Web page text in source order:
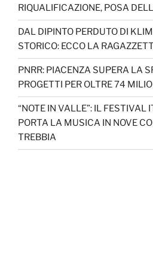
RIQUALIFICAZIONE, POSA
DAL DIPINTO PERDUTO DI
STORICO: ECCO LA
PNRR: PIACENZA SUPERA LA
PROGETTI PER OLTRE 74
“NOTE IN VALLE”: IL FESTIVAL
PORTA LA MUSICA IN NOVE
TREBBIA